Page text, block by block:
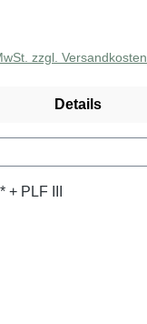
zzgl. Versandkosten
Details